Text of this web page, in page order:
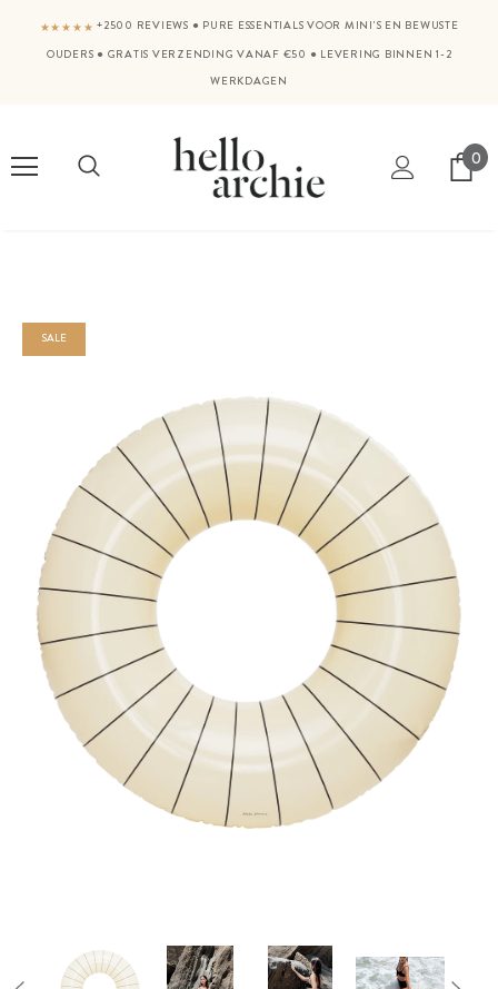
★★★★★ +2500 REVIEWS ● PURE ESSENTIALS VOOR MINI'S EN BEWUSTE
OUDERS ● GRATIS VERZENDING VANAF €50 ● LEVERING BINNEN 1-2
WERKDAGEN
0
SALE